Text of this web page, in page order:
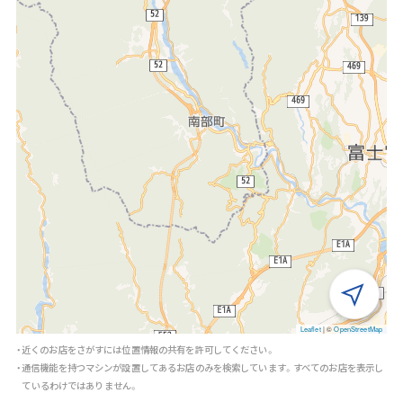
Leaflet |©OpenStreetMap
・近くのお店をさがすには位置情報の共有を許可してください。
・通信機能を持つマシンが設置してあるお店のみを検索しています。すべてのお店を表示し
ているわけではありません。